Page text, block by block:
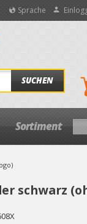
Sprache
SUCHEN
Sortiment
schwarz